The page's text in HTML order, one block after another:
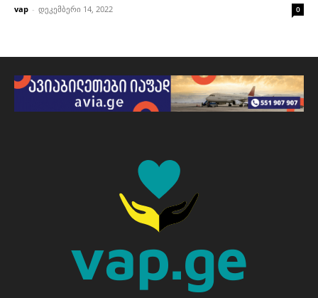
vap - დეკემბერი 14, 2022 0